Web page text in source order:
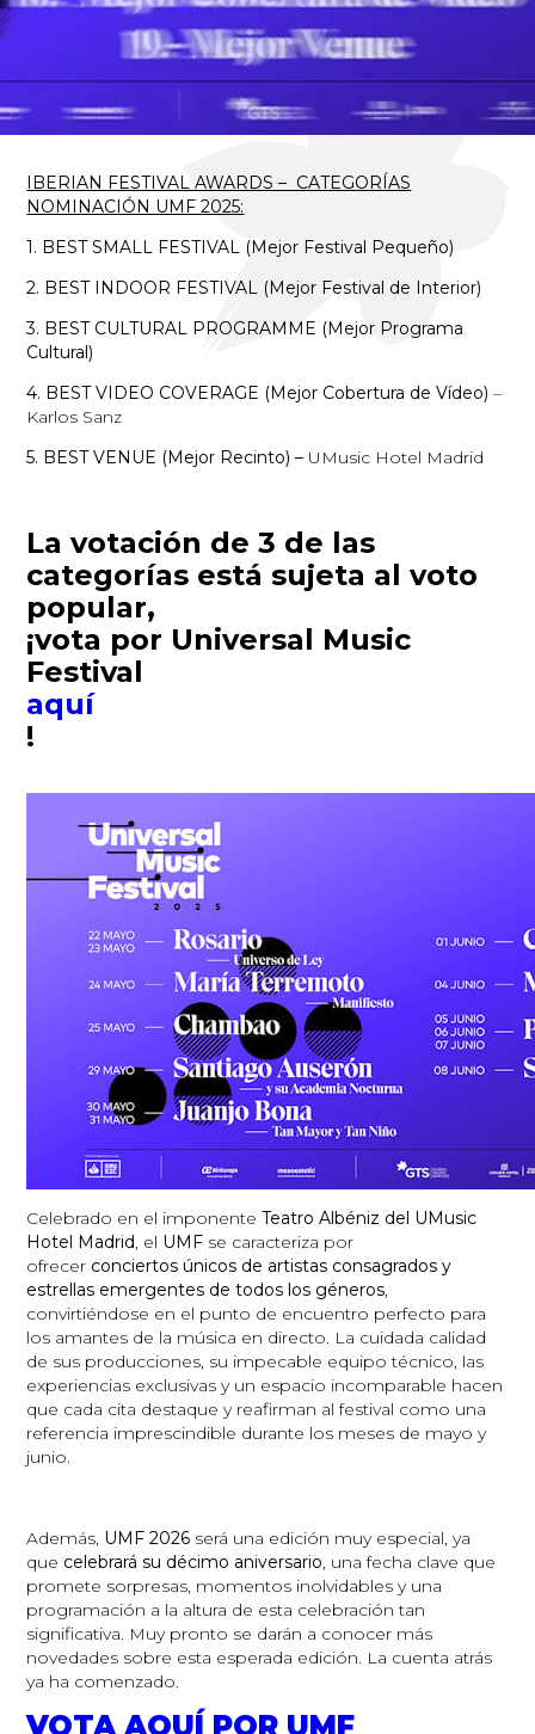
IBERIAN FESTIVAL AWARDS – CATEGORÍAS
NOMINACIÓN UMF 2025:
1. BEST SMALL FESTIVAL (Mejor Festival Pequeño)
2. BEST INDOOR FESTIVAL (Mejor Festival de Interior)
3. BEST CULTURAL PROGRAMME (Mejor Programa
Cultural)
4. BEST VIDEO COVERAGE (Mejor Cobertura de Vídeo)–
Karlos Sanz
5. BEST VENUE (Mejor Recinto) – UMusic Hotel Madrid
La votación de 3 de las
categorías está sujeta al voto
popular,
¡vota por Universal Music
Festival
aquí
!
Celebrado en el imponenteTeatro Albéniz del UMusic
Hotel Madrid , el UMF se caracteriza por
ofrecer conciertos únicos de artistas consagrados y
estrellas emergentes de todos los géneros
convirtiéndose en el punto de encuentro perfecto para
los amantes de la música en directo. La cuidada calidad
de sus producciones, su impecable equipo técnico, las
experiencias exclusivas y un espacio incomparable hacen
que cada cita destaque y reafirman al festival como una
referencia imprescindible durante los meses de mayo y
junio.
Además, UMF 2026 será una edición muy especial, ya
que celebrará su décimo aniversario , una fecha clave que
promete sorpresas, momentos inolvidables y una
programación a la altura de esta celebración tan
significativa. Muy pronto se darán a conocer más
novedades sobre esta esperada edición. La cuenta atrás
ya ha comenzado.
VOTA AQUÍ POR UMF